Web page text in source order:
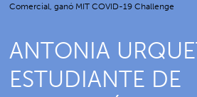
Comercial, ganó MIT COVID-19 Challenge
ANTONIA
ESTUDIANTE DE